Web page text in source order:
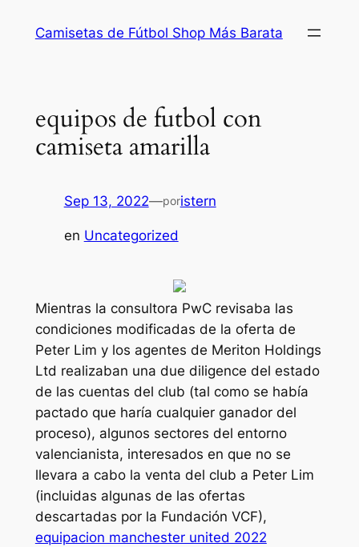
Camisetas de Fútbol Shop Más Barata
equipos de futbol con
camiseta amarilla
Sep 13, 2022—poristern
en Uncategorized
Mientras la consultora PwC revisaba las
condiciones modificadas de la oferta de
Peter Lim y los agentes de Meriton Holdings
Ltd realizaban una due diligence del estado
de las cuentas del club (tal como se había
pactado que haría cualquier ganador del
proceso), algunos sectores del entorno
valencianista, interesados en que no se
llevara a cabo la venta del club a Peter Lim
(incluidas algunas de las ofertas
descartadas por la Fundación VCF),
equipacion manchester united 2022